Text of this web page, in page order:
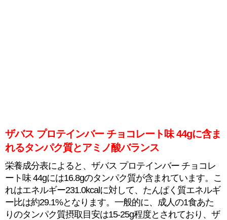
ザバス プロテインバー チョコレート味 44gに含ま
れるタンパク質とアミノ酸バランス
栄養成分表によると、ザバス プロテインバー チョコレ
ート味 44gには16.8gのタンパク質が含まれています。こ
れはエネルギー231.0kcalに対して、たんぱく質エネルギ
ー比は約29.1%となります。一般的に、成人の1食あた
りのタンパク質摂取目安は15-25g程度とされており、ザ